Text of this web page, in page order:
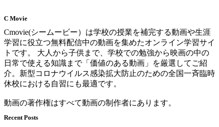
C Movie
Cmovie(シームービー）は学校の授業を補完する動画や生涯
学習に役立つ無料配信中の動画を集めたオンライン学習サイ
トです。 大人から子供まで、学校での勉強から映画の中の
日常で使える知識まで「価値のある動画」を厳選してご紹
介。新型コロナウイルス感染拡大防止のための全国一斉臨時
休校における自習にも最適です。
動画の著作権はすべて動画の制作者にあります。
Recent Posts